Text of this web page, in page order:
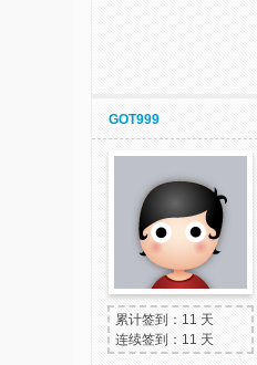
GOT999
累计签到：11 天
连续签到：11 天